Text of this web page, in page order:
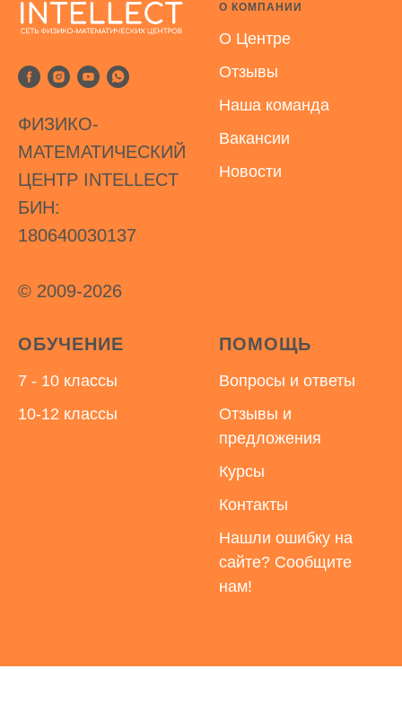
ФИЗИКО-
МАТЕМАТИЧЕСКИЙ
ЦЕНТР INTELLECT
БИН:
180640030137
© 2009-2026
О КОМПАНИИ
О Центре
Отзывы
Наша команда
Вакансии
Новости
ОБУЧЕНИЕ
7 - 10 классы
10-12 классы
ПОМОЩЬ
Вопросы и ответы
Отзывы и
предложения
Курсы
Контакты
Нашли ошибку на
сайте? Сообщите
нам!